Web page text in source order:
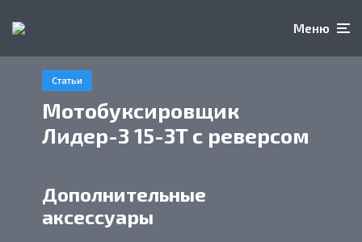
Меню
Статьи
Мотобуксировщик
Лидер-3 15-3T с реверсом
Дополнительные
аксессуары